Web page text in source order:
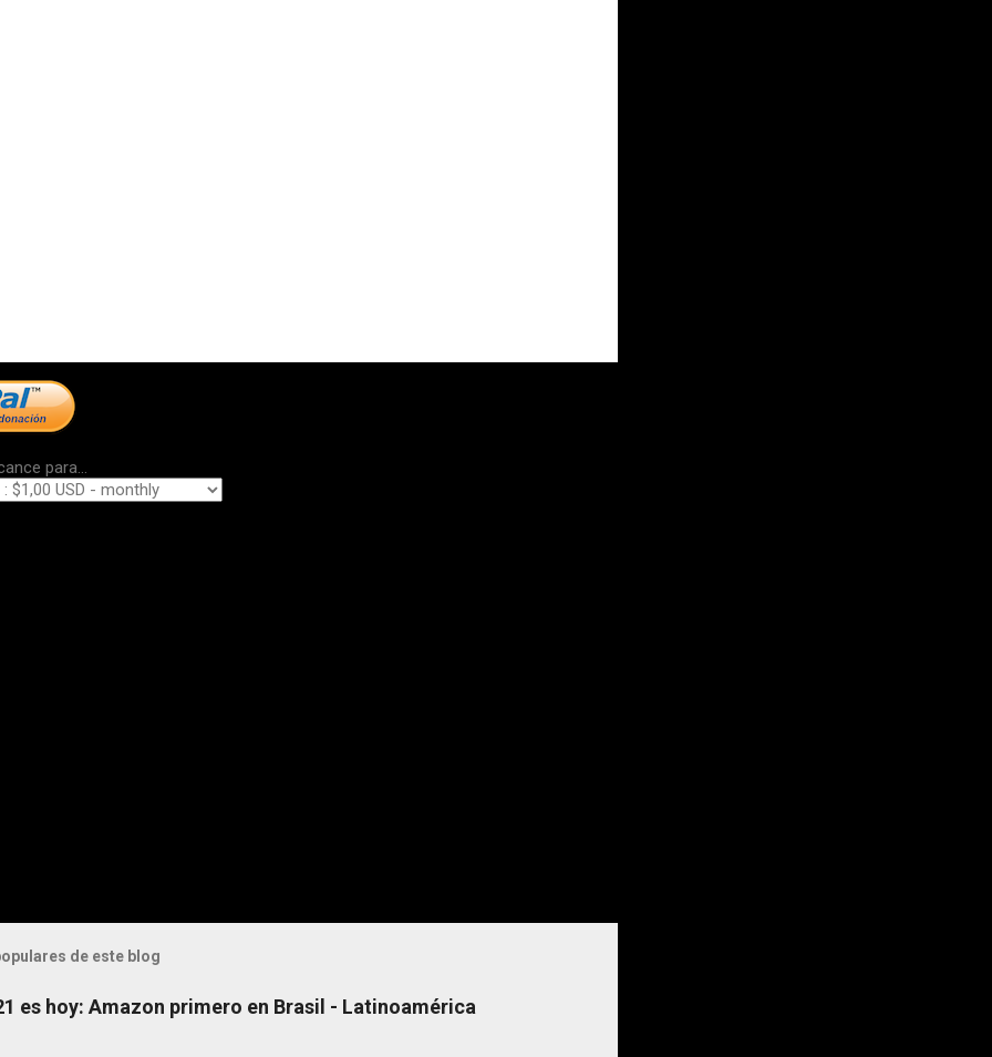
para...
de este blog
es hoy: Amazon primero en Brasil - Latinoamérica